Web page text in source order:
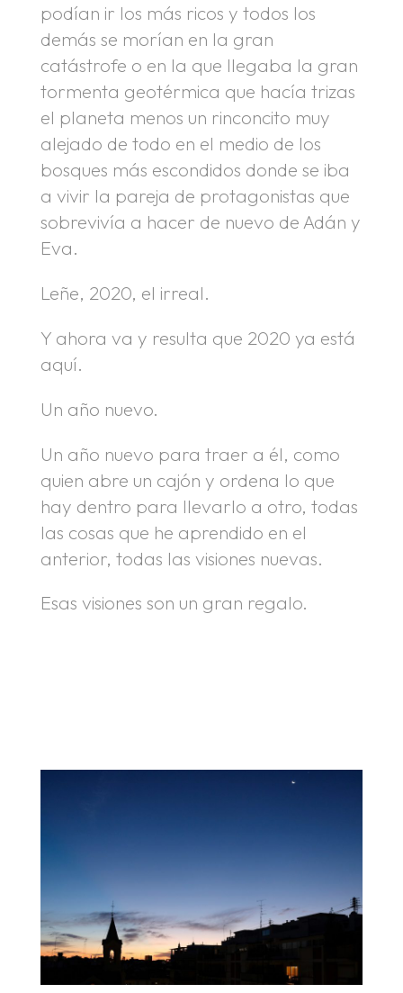
podían ir los más ricos y todos los
demás se morían en la gran
catástrofe o en la que llegaba la gran
tormenta geotérmica que hacía trizas
el planeta menos un rinconcito muy
alejado de todo en el medio de los
bosques más escondidos donde se iba
a vivir la pareja de protagonistas que
sobrevivía a hacer de nuevo de Adán y
Eva.
Leñe, 2020, el irreal.
Y ahora va y resulta que 2020 ya está
aquí.
Un año nuevo.
Un año nuevo para traer a él, como
quien abre un cajón y ordena lo que
hay dentro para llevarlo a otro, todas
las cosas que he aprendido en el
anterior, todas las visiones nuevas.
Esas visiones son un gran regalo.